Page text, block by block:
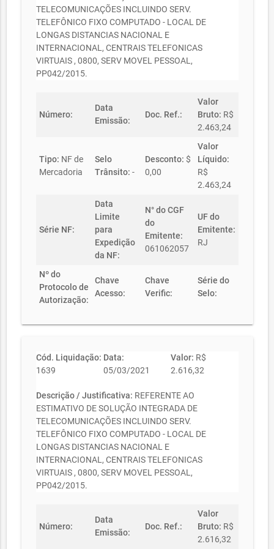
TELECOMUNICAÇÕES INCLUINDO SERV.
TELEFÔNICO FIXO COMPUTADO - LOCAL DE
LONGAS DISTANCIAS NACIONAL E
INTERNACIONAL, CENTRAIS TELEFONICAS
VIRTUAIS , 0800, SERV MOVEL PESSOAL,
PP042/2015.
Número:
Data
Emissão:
Doc. Ref.:
Valor
Bruto: R$
2.463,24
Tipo: NF de
Mercadoria
Selo
Trânsito: -
Desconto: $
0,00
Valor
Líquido:
R$
2.463,24
Série NF:
Data
Limite
para
Expedição
da NF:
N° do CGF
do
Emitente:
061062057
UF do
Emitente:
RJ
Nº do
Protocolo de
Autorização:
Chave
Acesso:
Chave
Verific:
Série do
Selo:
Cód. Liquidação:
1639
Data:
05/03/2021
Valor: R$
2.616,32
Descrição / Justificativa: REFERENTE AO
ESTIMATIVO DE SOLUÇÃO INTEGRADA DE
TELECOMUNICAÇÕES INCLUINDO SERV.
TELEFÔNICO FIXO COMPUTADO - LOCAL DE
LONGAS DISTANCIAS NACIONAL E
INTERNACIONAL, CENTRAIS TELEFONICAS
VIRTUAIS , 0800, SERV MOVEL PESSOAL,
PP042/2015.
Número:
Data
Emissão:
Doc. Ref.:
Valor
Bruto: R$
2.616,32